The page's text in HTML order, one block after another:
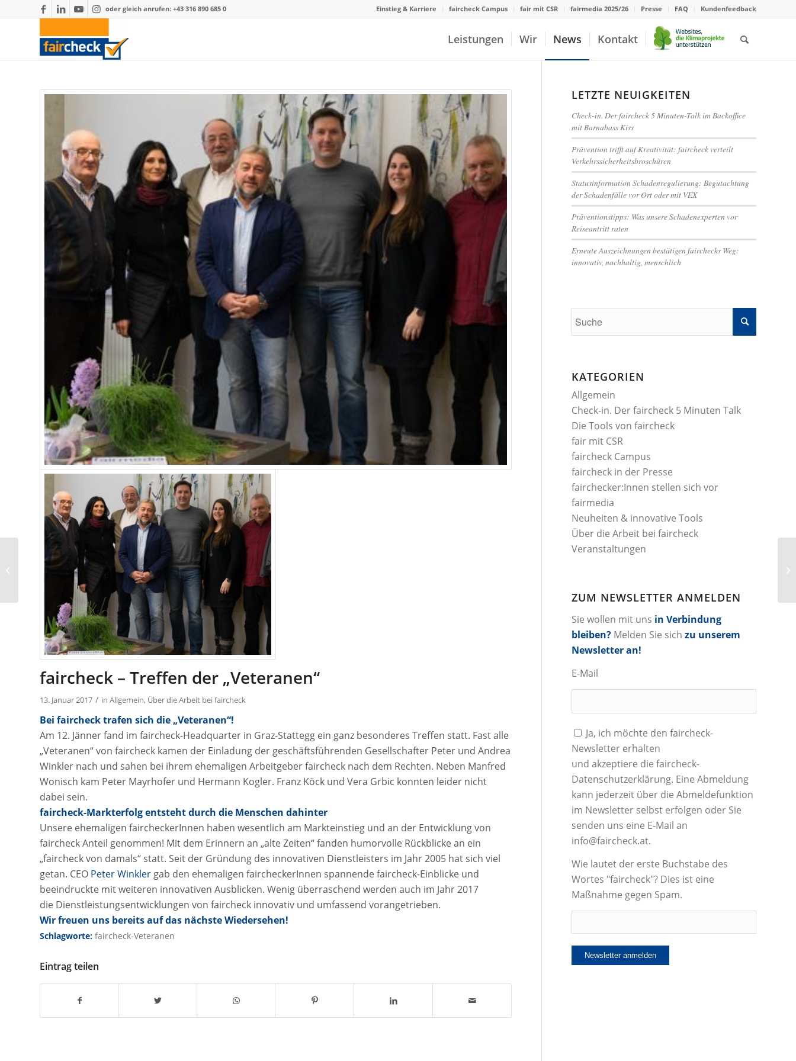
Einstieg & Karriere faircheck Campus fair mit CSR fairmedia 2025/26 Presse FAQ Kundenfeedback
oder gleich anrufen: +43 316 890 685 0
Leistungen Wir News Kontakt
faircheck – Treffen der „Veteranen“
13. Januar 2017 / in Allgemein, Über die Arbeit bei faircheck
Bei fairchecktrafen sich die „Veteranen“!
Am 12. Jänner fand im faircheck-Headquarter in Graz-Stattegg ein ganz besonderes Treffen statt. Fast alle
„Veteranen“ von faircheck kamen der Einladung der geschäftsführenden Gesellschafter Peter und Andrea
Winkler nach und sahen bei ihrem ehemaligen Arbeitgeber faircheck nach dem Rechten. Neben Manfred
Wonisch kam Peter Mayrhofer und Hermann Kogler. Franz Köck und Vera Grbic konnten leider nicht
dabei sein.
faircheck-Markterfolg entsteht durch die Menschen dahinter
Unsere ehemaligen faircheckerInnen haben wesentlich am Markteinstieg und an der Entwicklung von
faircheck Anteil genommen! Mit dem Erinnern an „alte Zeiten“ fanden humorvolle Rückblicke an ein
„faircheck von damals“ statt. Seit der Gründung des innovativen Dienstleisters im Jahr 2005 hat sich viel
getan. CEO Peter Winkler gab den ehemaligen faircheckerInnen spannende faircheck-Einblicke und
beeindruckte mit weiteren innovativen Ausblicken. Wenig überraschend werden auch im Jahr 2017
die Dienstleistungsentwicklungen von faircheck innovativ und umfassend vorangetrieben.
Wir freuen uns bereits auf das nächste Wiedersehen!
Schlagworte: faircheck-Veteranen
Eintrag teilen
LETZTE NEUIGKEITEN
Check-in. Der faircheck 5 Minuten-Talk im Backoffice
mit Barnabass Kiss
Prävention trifft auf Kreativität: faircheck verteilt
Verkehrssicherheitsbroschüren
Statusinformation Schadenregulierung: Begutachtung
der Schadenfälle vor Ort oder mit VEX
Präventionstipps: Was unsere Schadenexperten vor
Reiseantritt raten
Erneute Auszeichnungen bestätigen fairchecks Weg:
innovativ, nachhaltig, menschlich
KATEGORIEN
Allgemein
Check-in. Der faircheck 5 Minuten Talk
Die Tools von faircheck
fair mit CSR
faircheck Campus
faircheck in der Presse
fairchecker:Innen stellen sich vor
fairmedia
Neuheiten & innovative Tools
Über die Arbeit bei faircheck
Veranstaltungen
ZUM NEWSLETTER ANMELDEN
Sie wollen mit uns in Verbindung
bleiben? Melden Sie sich zu unserem
Newsletter an!
E-Mail
Ja, ich möchte den faircheck-
Newsletter erhalten
und akzeptiere die faircheck-
Datenschutzerklärung. Eine Abmeldung
kann jederzeit über die Abmeldefunktion
im Newsletter selbst erfolgen oder Sie
senden uns eine E-Mail an
info@faircheck.at.
Wie lautet der erste Buchstabe des
Wortes "faircheck"? Dies ist eine
Maßnahme gegen Spam.
Adventfeier bei